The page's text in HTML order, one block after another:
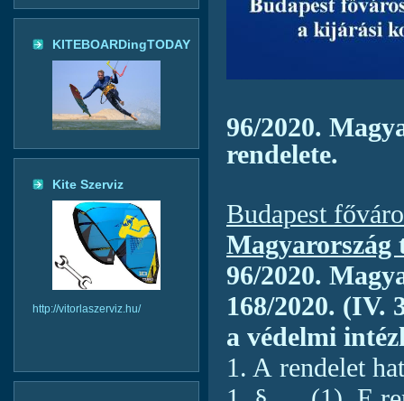
KITEBOARDingTODAY
Kite Szerviz
http://vitorlaszerviz.hu/
96/2020.
rendelete.
Budapest
Magyarország
96/2020.
168/2020. (IV.
a védelmi
1. A rendelet